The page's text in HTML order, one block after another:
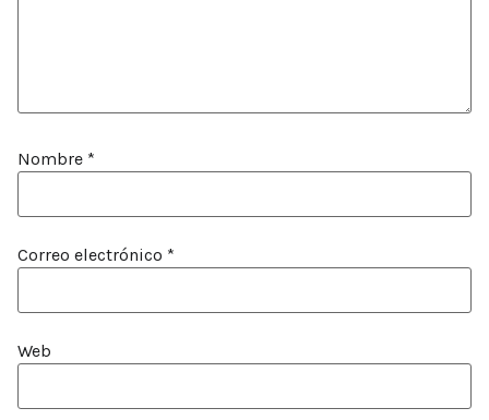
Nombre *
Correo electrónico *
Web